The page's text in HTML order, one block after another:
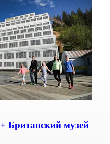
Британский музей